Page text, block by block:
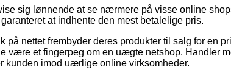
sig lønnende at se nærmere på visse online
at indhente den mest betalelige pris.
på nettet frembyder deres produkter til salg for en
være et fingerpeg om en uægte netshop. Handler
kunden imod uærlige online virksomheder.